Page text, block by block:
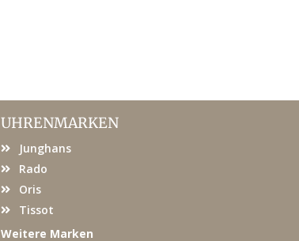
UHRENMARKEN
Junghans
Rado
Oris
Tissot
Weitere Marken